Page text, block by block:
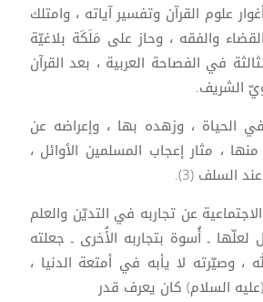
علوم القرآن وتفسير آياته ، وامتلك
والفقه ، وحاز على مَلَكَة بلاغيّة
في الفصاحة العربية ، بعد القرآن
الشريف.
، وزهده بها ، وإعراضه عن
، مثار إعجاب المسلمين الأوائل ،
السلف (3).
عن تجاربه في التديّن والعلم
لعلّها ـ أُسوة بتجاربه الأُخرى ـ جعلته
، وصيّرته لا يأبه في أمتعة الدنيا ،
السلام) كان يعرف قدر